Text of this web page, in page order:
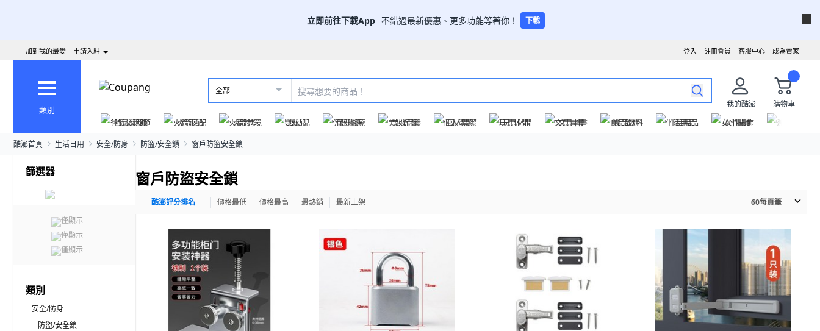
立即前往下載App 不錯過最新優惠、更多功能等著你！ 下載
成為賣家
客服中心
註冊會員
登入
加到我的最愛 申請入駐
類別
全部
我的酷澎
購物車
爸氣父親節
火箭速配 火箭跨境 嬰幼兒 保健醫療 美妝保養 個人清潔 玩具休閒 文具圖書 食品飲料 生活用品 女性服飾
酷澎首頁 生活日用 安全/防身 防盜/安全鎖 窗戶防盜安全鎖
篩選器
僅顯示
僅顯示
僅顯示
類別
安全/防身
防盜/安全鎖
窗戶防盜安全鎖
酷澎評分排名 價格最低 價格最高 最熱銷 最新上架 60每頁筆